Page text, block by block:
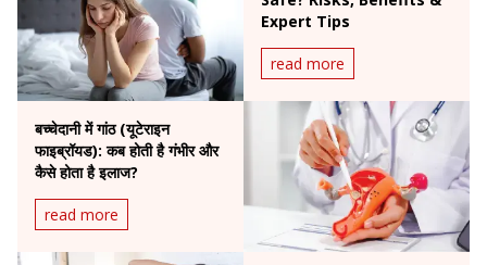
Expert Tips
read more
बच्चेदानी में गांठ (यूटेराइन
फाइब्रॉयड): कब होती है गंभीर और
कैसे होता है इलाज?
read more